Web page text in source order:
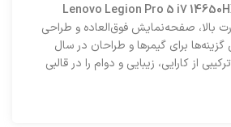
Lenovo Legion Pro 5 i7
بالا، صفحه‌نمایش فوق‌العاده و طراحی
گزینه‌ها برای گیمرها و طراحان در سال
از کارایی، زیبایی و دوام را در قالبی